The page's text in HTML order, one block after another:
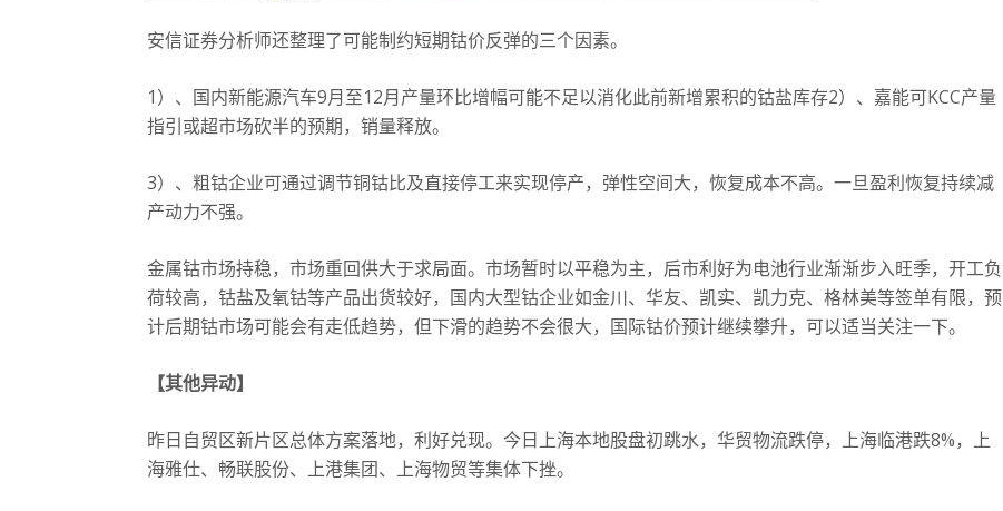
安信证券分析师还整理了可能制约短期钴价反弹的三个因素。
1）、国内新能源汽车9月至12月产量环比增幅可能不足以消化此前新增累积的钴盐库存2）、嘉能可KCC产量
指引或超市场砍半的预期，销量释放。
3）、粗钴企业可通过调节铜钴比及直接停工来实现停产，弹性空间大，恢复成本不高。一旦盈利恢复持续减
产动力不强。
金属钴市场持稳，市场重回供大于求局面。市场暂时以平稳为主，后市利好为电池行业渐渐步入旺季，开工负
荷较高，钴盐及氧钴等产品出货较好，国内大型钴企业如金川、华友、凯实、凯力克、格林美等签单有限，预
计后期钴市场可能会有走低趋势，但下滑的趋势不会很大，国际钴价预计继续攀升，可以适当关注一下。
【其他异动】
昨日自贸区新片区总体方案落地，利好兑现。今日上海本地股盘初跳水，华贸物流跌停，上海临港跌8%，上
海雅仕、畅联股份、上港集团、上海物贸等集体下挫。